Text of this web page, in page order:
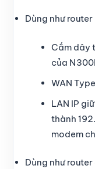
Dùng như
Cắm dây
của
WAN
LAN IP
thành
modem
Dùng như